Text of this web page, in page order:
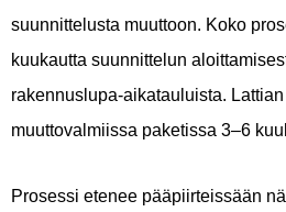
suunnittelusta muuttoon. Koko
kuukautta suunnittelun
rakennuslupa-aikatauluista.
muuttovalmiissa paketissa 3–6
Prosessi etenee pääpiirteissään